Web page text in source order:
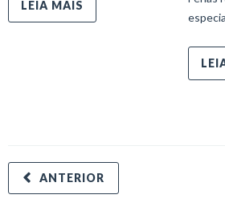
LEIA MAIS
ANTERIOR